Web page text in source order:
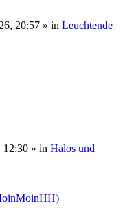
20:57 » in Leuchtende
12:30 » in Halos und